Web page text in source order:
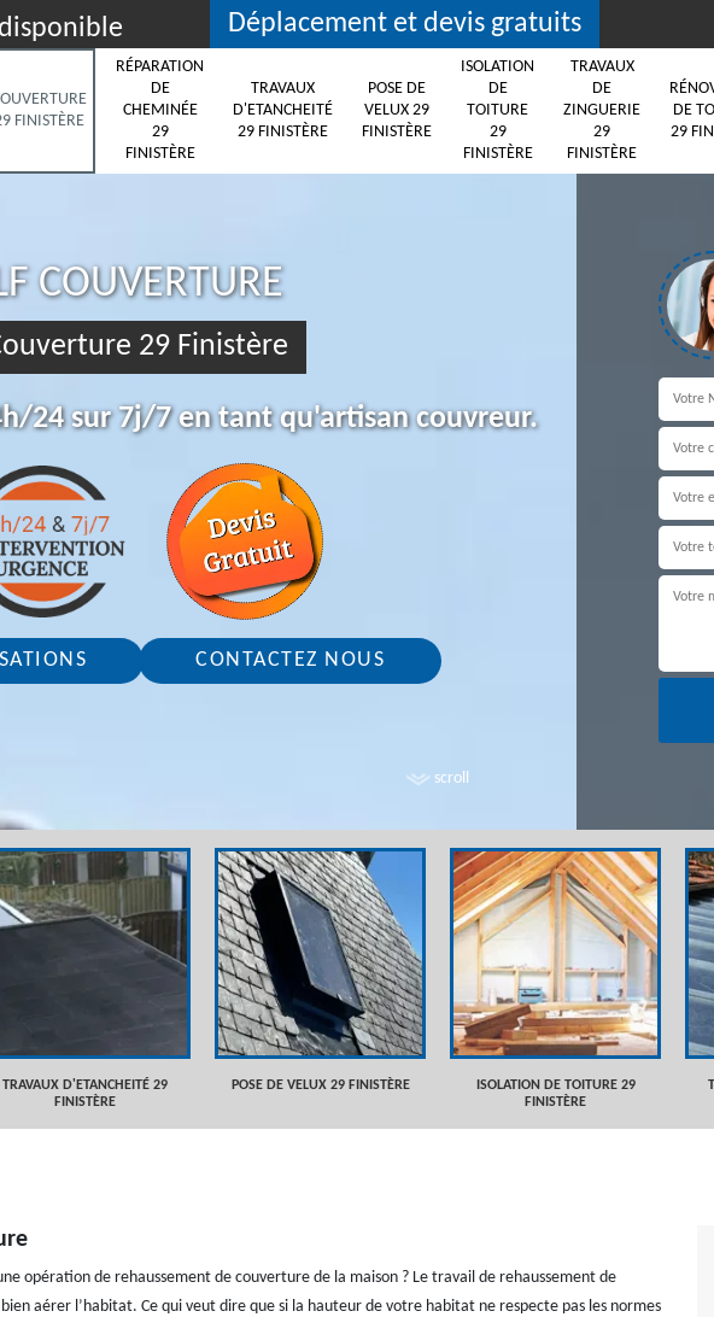
Déplacement et devis gratuits
FINISTÈRE
RÉPARATION
DE
CHEMINÉE
29
FINISTÈRE
TRAVAUX
D'ETANCHEITÉ
29 FINISTÈRE
POSE DE
VELUX 29
FINISTÈRE
ISOLATION
DE
TOITURE
29
FINISTÈRE
TRAVAUX
DE
ZINGUERIE
29
FINISTÈRE
DE
29
scroll
COUVERTURE
29 Finistère
24 sur 7j/7 en tant qu'artisan couvreur.
CONTACTEZ NOUS
TRAVAUX D'ETANCHEITÉ 29
FINISTÈRE
POSE DE VELUX 29 FINISTÈRE
ISOLATION DE TOITURE 29
FINISTÈRE
opération de rehaussement de couverture de la maison ? Le travail de rehaussement de
aérer l’habitat. Ce qui veut dire que si la hauteur de votre habitat ne respecte pas les normes